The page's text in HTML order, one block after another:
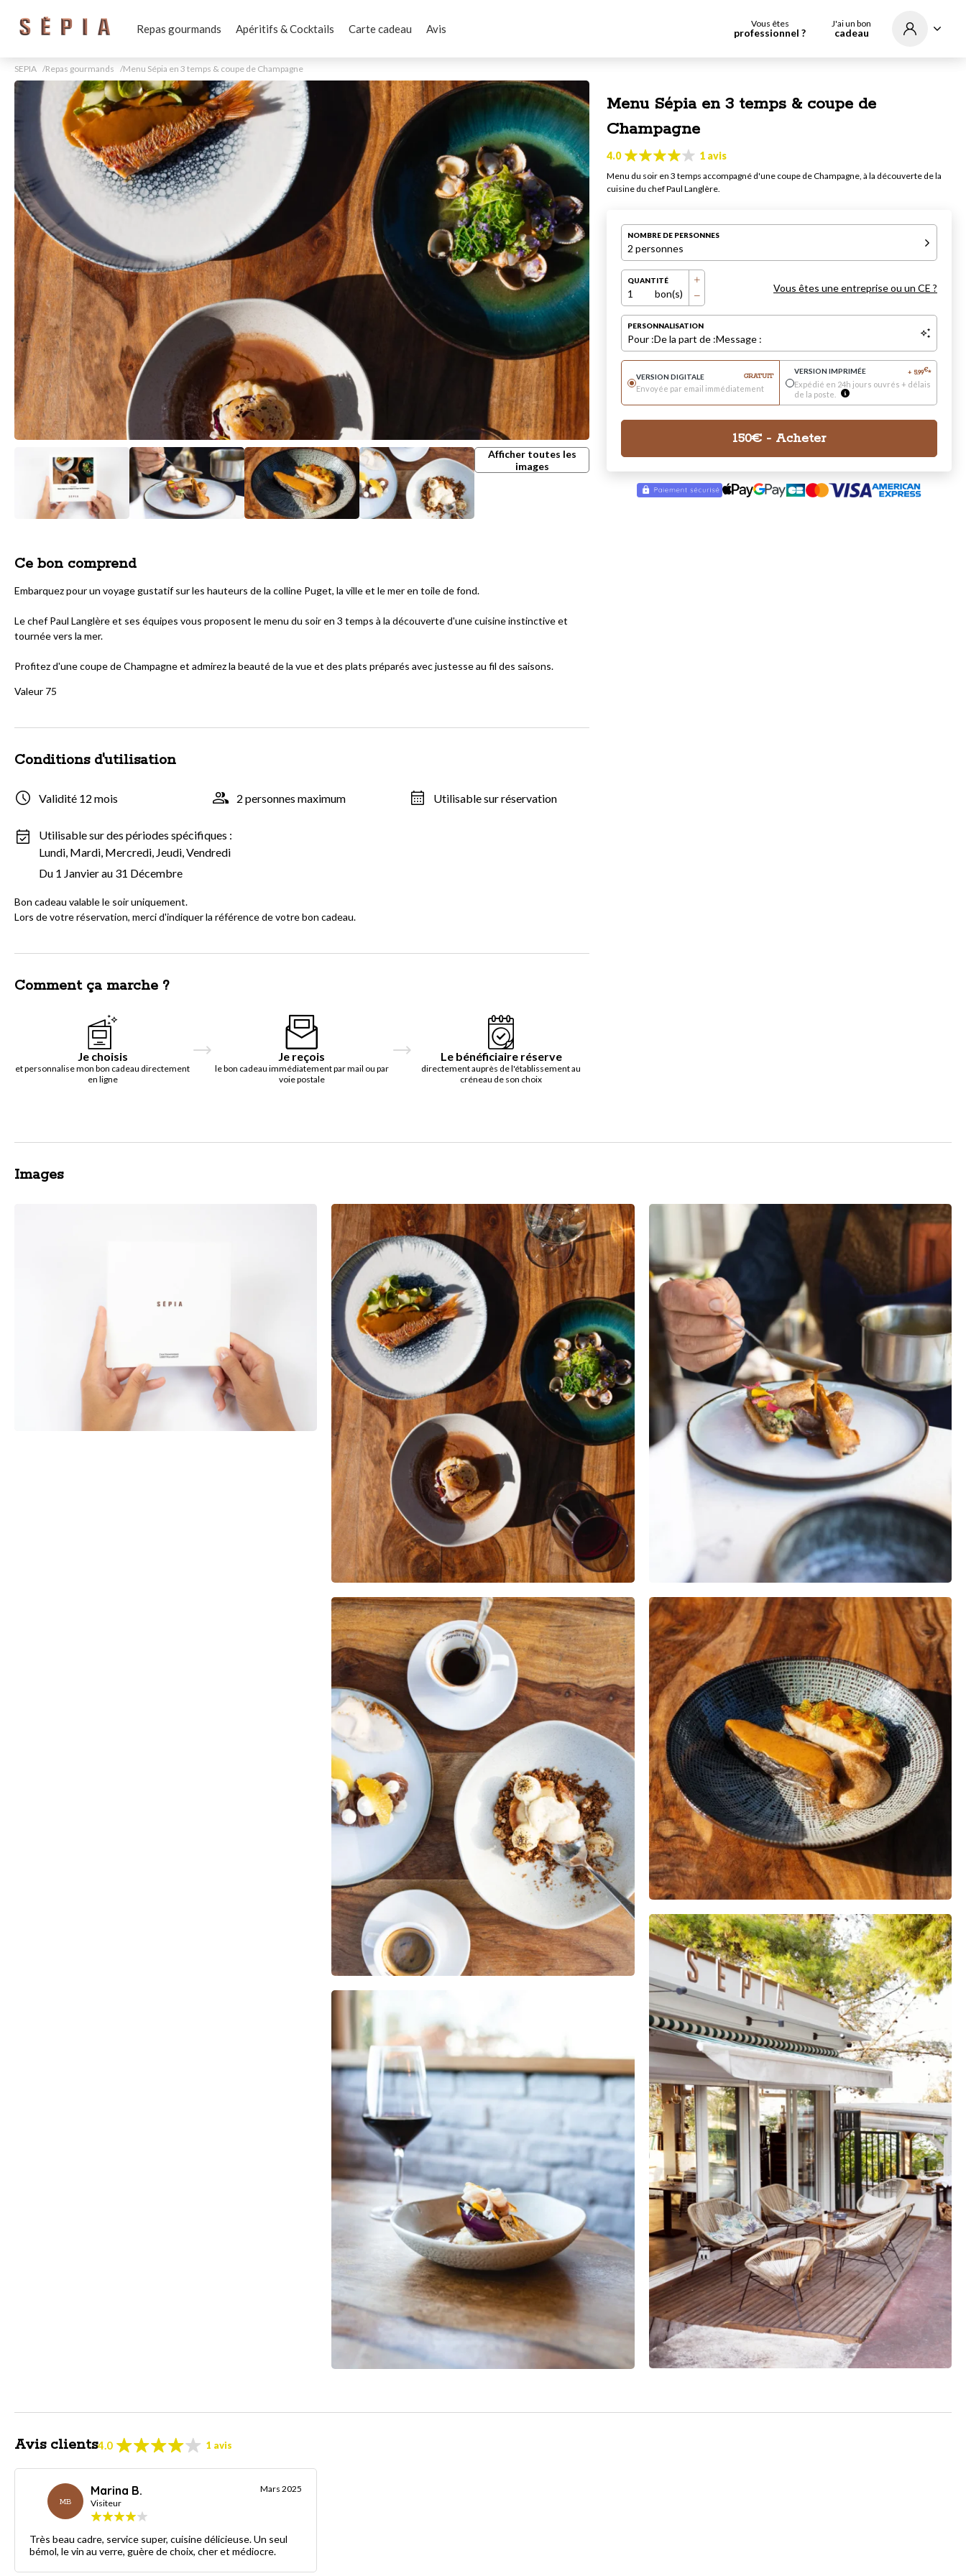
Repas gourmands Apéritifs & Cocktails Carte cadeau Avis Vous êtes
professionnel ?
J'ai un bon
cadeau
SEPIA Repas gourmands Menu Sépia en 3 temps & coupe de Champagne
Afficher toutes les
images
Menu Sépia en 3 temps & coupe de
Champagne
4.0 1 avis
Menu du soir en 3 temps accompagné d'une coupe de Champagne, à la découverte de la
cuisine du chef Paul Langlère.
NOMBRE DE PERSONNES
2 personnes
QUANTITÉ
1 bon(s) Vous êtes une entreprise ou un CE ?
PERSONNALISATION
Pour :De la part de :Message :
VERSION DIGITALE GRATUIT
Envoyée par email immédiatement
VERSION IMPRIMÉE + 5.99€*
Expédié en 24h jours ouvrés + délais
de la poste.
150€ - Acheter
Ce bon comprend
Embarquez pour un voyage gustatif sur les hauteurs de la colline Puget, la ville et le mer en toile de fond.
Le chef Paul Langlère et ses équipes vous proposent le menu du soir en 3 temps à la découverte d'une cuisine instinctive et
tournée vers la mer.
Profitez d'une coupe de Champagne et admirez la beauté de la vue et des plats préparés avec justesse au fil des saisons.
Valeur 75
Conditions d'utilisation
Validité 12 mois 2 personnes maximum Utilisable sur réservation
Utilisable sur des périodes spécifiques :
Lundi, Mardi, Mercredi, Jeudi, Vendredi
Du 1 Janvier au 31 Décembre
Bon cadeau valable le soir uniquement.
Lors de votre réservation, merci d'indiquer la référence de votre bon cadeau.
Comment ça marche ?
Je choisis
et personnalise mon bon cadeau directement
en ligne
Je reçois
le bon cadeau immédiatement par mail ou par
voie postale
Le bénéficiaire réserve
directement auprès de l'établissement au
créneau de son choix
Images
Avis clients4.0 1 avis
MB
Marina B.
Visiteur
Mars 2025
Très beau cadre, service super, cuisine délicieuse. Un seul
bémol, le vin au verre, guère de choix, cher et médiocre.